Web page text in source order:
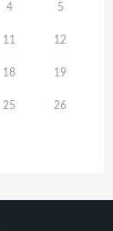
4 5
11 12
18 19
25 26